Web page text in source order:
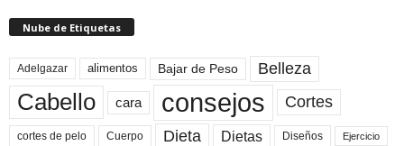
Nube de Etiquetas
Adelgazar alimentos Bajar de Peso Belleza
Cabello cara consejos Cortes
cortes de pelo Cuerpo Dieta Dietas Diseños Ejercicio